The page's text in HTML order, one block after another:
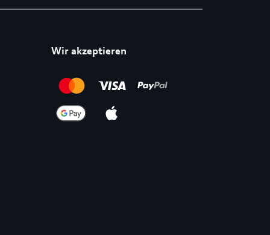
Wir akzeptieren